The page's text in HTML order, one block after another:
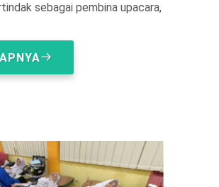
sebagai pembina upacara,